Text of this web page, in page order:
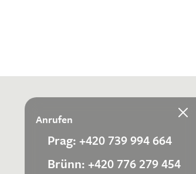
Anrufen
Prag: +420 739 994 664
Brünn: +420 776 279 454